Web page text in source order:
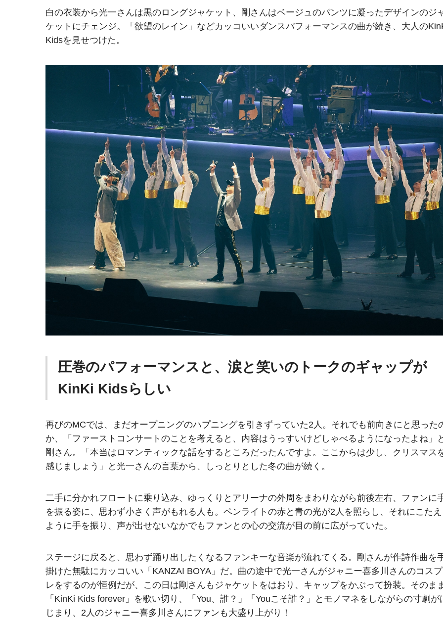
白の衣装から光一さんは黒のロングジャケット、剛さんはベージュのパンツに凝ったデザインのジ
ケットにチェンジ。「欲望のレイン」などカッコいいダンスパフォーマンスの曲が続き、大人の
Kidsを見せつけた。
圧巻のパフォーマンスと、涙と笑いのトークのギャップが
KinKi Kidsらしい
再びのMCでは、まだオープニングのハプニングを引きずっていた2人。それでも前向きにと思った
か、「ファーストコンサートのことを考えると、内容はうっすいけどしゃべるようになったよね」
剛さん。「本当はロマンティックな話をするところだったんですよ。ここからは少し、クリスマス
感じましょう」と光一さんの言葉から、しっとりとした冬の曲が続く。
二手に分かれフロートに乗り込み、ゆっくりとアリーナの外周をまわりながら前後左右、ファンに
を振る姿に、思わず小さく声がもれる人も。ペンライトの赤と青の光が2人を照らし、それにこたえ
ように手を振り、声が出せないなかでもファンとの心の交流が目の前に広がっていた。
ステージに戻ると、思わず踊り出したくなるファンキーな音楽が流れてくる。剛さんが作詩作曲を
掛けた無駄にカッコいい「KANZAI BOYA」だ。曲の途中で光一さんがジャニー喜多川さんのコスプ
レをするのが恒例だが、この日は剛さんもジャケットをはおり、キャップをかぶって扮装。そのま
「KinKi Kids forever」を歌い切り、「You、誰？」「Youこそ誰？」とモノマネをしながらの寸劇が
じまり、2人のジャニー喜多川さんにファンも大盛り上がり！